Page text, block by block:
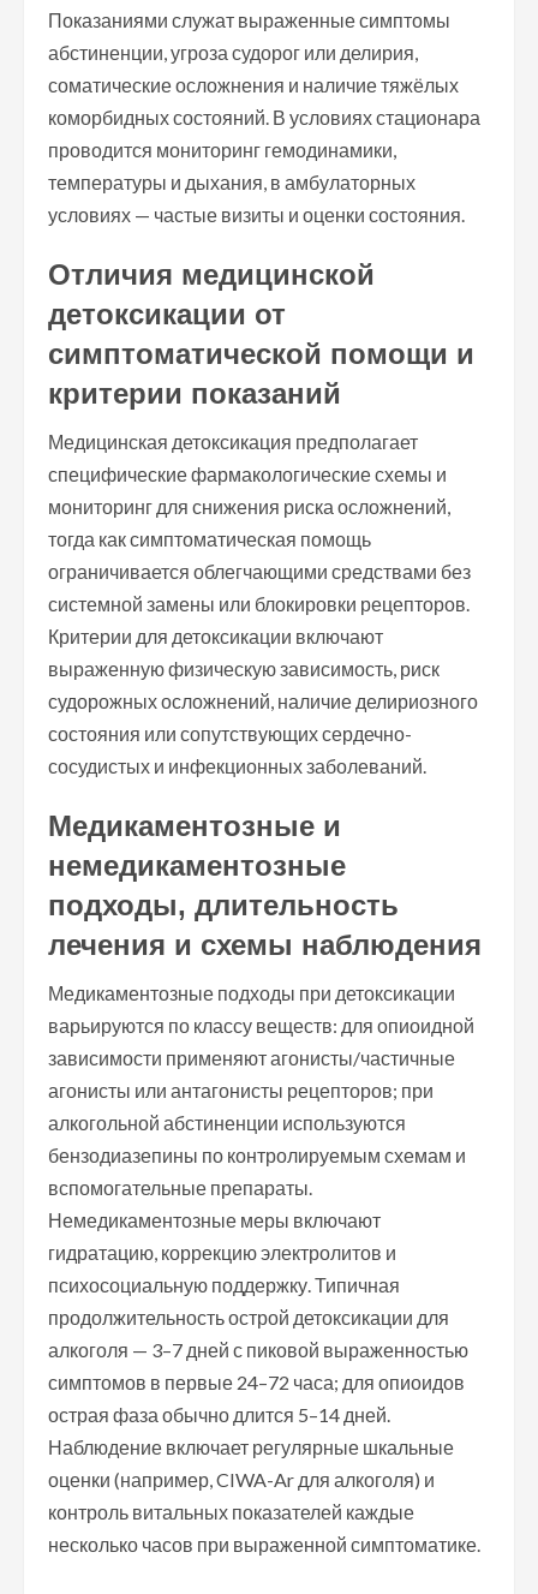
Показаниями служат выраженные симптомы
абстиненции, угроза судорог или делирия,
соматические осложнения и наличие тяжёлых
коморбидных состояний. В условиях стационара
проводится мониторинг гемодинамики,
температуры и дыхания, в амбулаторных
условиях — частые визиты и оценки состояния.
Отличия медицинской
детоксикации от
симптоматической помощи и
критерии показаний
Медицинская детоксикация предполагает
специфические фармакологические схемы и
мониторинг для снижения риска осложнений,
тогда как симптоматическая помощь
ограничивается облегчающими средствами без
системной замены или блокировки рецепторов.
Критерии для детоксикации включают
выраженную физическую зависимость, риск
судорожных осложнений, наличие делириозного
состояния или сопутствующих сердечно-
сосудистых и инфекционных заболеваний.
Медикаментозные и
немедикаментозные
подходы, длительность
лечения и схемы наблюдения
Медикаментозные подходы при детоксикации
варьируются по классу веществ: для опиоидной
зависимости применяют агонисты/частичные
агонисты или антагонисты рецепторов; при
алкогольной абстиненции используются
бензодиазепины по контролируемым схемам и
вспомогательные препараты.
Немедикаментозные меры включают
гидратацию, коррекцию электролитов и
психосоциальную поддержку. Типичная
продолжительность острой детоксикации для
алкоголя — 3–7 дней с пиковой выраженностью
симптомов в первые 24–72 часа; для опиоидов
острая фаза обычно длится 5–14 дней.
Наблюдение включает регулярные шкальные
оценки (например, CIWA-Ar для алкоголя) и
контроль витальных показателей каждые
несколько часов при выраженной симптоматике.